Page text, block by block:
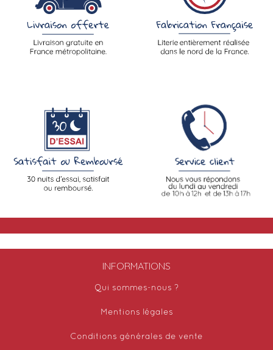
INFORMATIONS
Qui sommes-nous ?
Mentions légales
Conditions générales de vente